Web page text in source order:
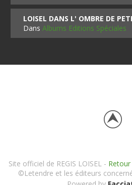
LOISEL DANS L' OMBRE DE
DansAlbums Editions Spéciales
Site officiel de REGIS LOISEL -
©Letendre et les éditeurs